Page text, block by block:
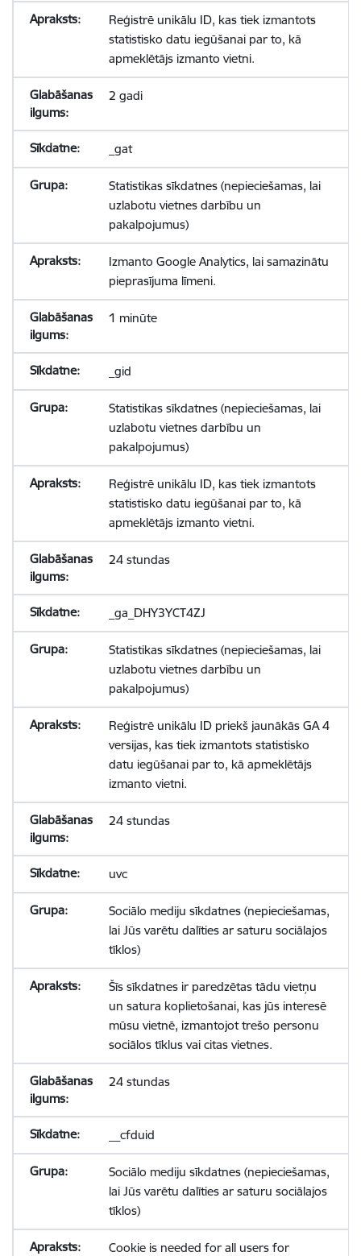
Reģistrē unikālu ID, kas tiek izmantots
statistisko datu iegūšanai par to, kā
apmeklētājs izmanto vietni.
2 gadi
_gat
Statistikas sīkdatnes (nepieciešamas, lai
uzlabotu vietnes darbību un
pakalpojumus)
Izmanto Google Analytics, lai samazinātu
pieprasījuma līmeni.
1 minūte
_gid
Statistikas sīkdatnes (nepieciešamas, lai
uzlabotu vietnes darbību un
pakalpojumus)
Reģistrē unikālu ID, kas tiek izmantots
statistisko datu iegūšanai par to, kā
apmeklētājs izmanto vietni.
24 stundas
_ga_DHY3YCT4ZJ
Statistikas sīkdatnes (nepieciešamas, lai
uzlabotu vietnes darbību un
pakalpojumus)
Reģistrē unikālu ID priekš jaunākās GA 4
versijas, kas tiek izmantots statistisko
datu iegūšanai par to, kā apmeklētājs
izmanto vietni.
24 stundas
uvc
Sociālo mediju sīkdatnes (nepieciešamas,
lai Jūs varētu dalīties ar saturu sociālajos
tīklos)
Šīs sīkdatnes ir paredzētas tādu vietņu
un satura koplietošanai, kas jūs interesē
mūsu vietnē, izmantojot trešo personu
sociālos tīklus vai citas vietnes.
24 stundas
__cfduid
Sociālo mediju sīkdatnes (nepieciešamas,
lai Jūs varētu dalīties ar saturu sociālajos
tīklos)
Cookie is needed for all users for